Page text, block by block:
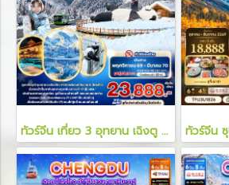
ทัวร์จีน เที่ยว 3 อุทยาน เฉิงตู สี่ดรุณี ต๋ากู่ปิงชวน ปี้เผิงโกว 6 วัน 5 คืน